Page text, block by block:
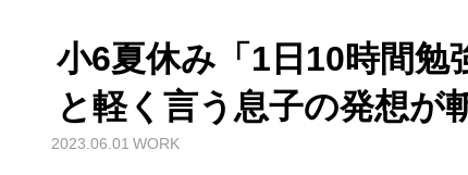
小6夏休み「1日10時間勉
と軽く言う息子の発想が
2023.06.01 WORK